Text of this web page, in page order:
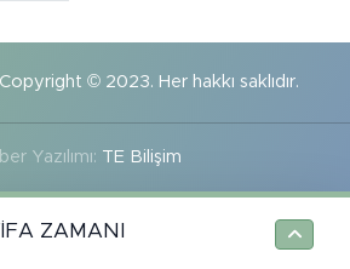
Copyright © 2023. Her hakkı saklıdır.
Yazılımı: TE Bilişim
ZAMANI